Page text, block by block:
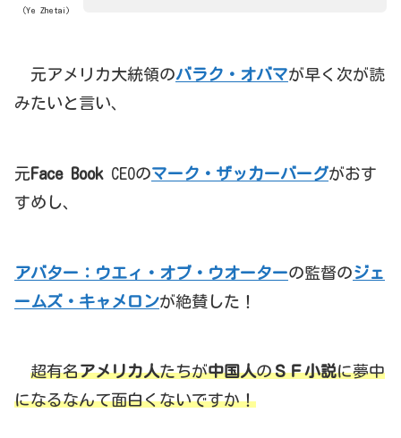
（Ye Zhetai)
元アメリカ大統領のバラク・オバマが早く次が読
みたいと言い、
元Face Book CEOのマーク・ザッカーバーグがおす
すめし、
アバター：ウエィ・オブ・ウオーターの監督のジェ
ームズ・キャメロンが絶賛した！
超有名アメリカ人たちが中国人のＳＦ小説に夢中
になるなんて面白くないですか！